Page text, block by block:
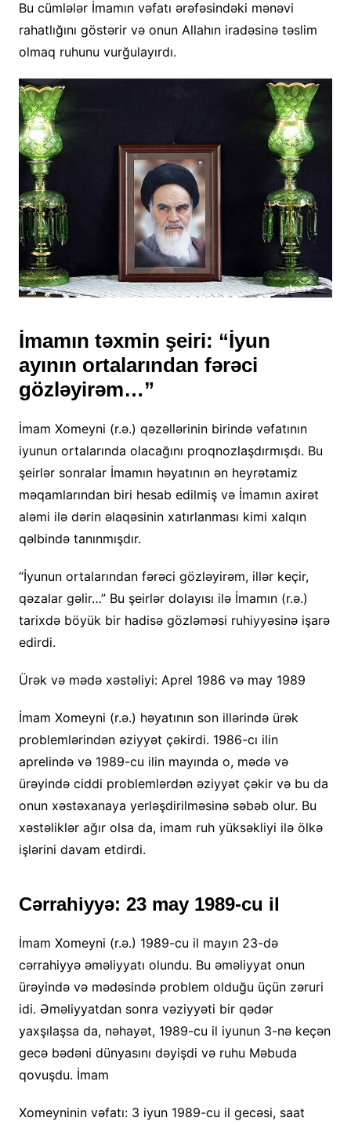
Bu cümlələr İmamın vəfatı ərəfəsindəki mənəvi
rahatlığını göstərir və onun Allahın iradəsinə təslim
olmaq ruhunu vurğulayırdı.
İmamın təxmin şeiri: “İyun
ayının ortalarından fərəci
gözləyirəm…”
İmam Xomeyni (r.ə.) qəzəllərinin birində vəfatının
iyunun ortalarında olacağını proqnozlaşdırmışdı. Bu
şeirlər sonralar İmamın həyatının ən heyrətamiz
məqamlarından biri hesab edilmiş və İmamın axirət
aləmi ilə dərin əlaqəsinin xatırlanması kimi xalqın
qəlbində tanınmışdır.
“İyunun ortalarından fərəci gözləyirəm, illər keçir,
qəzalar gəlir…” Bu şeirlər dolayısı ilə İmamın (r.ə.)
tarixdə böyük bir hadisə gözləməsi ruhiyyəsinə işarə
edirdi.
Ürək və mədə xəstəliyi: Aprel 1986 və may 1989
İmam Xomeyni (r.ə.) həyatının son illərində ürək
problemlərindən əziyyət çəkirdi. 1986-cı ilin
aprelində və 1989-cu ilin mayında o, mədə və
ürəyində ciddi problemlərdən əziyyət çəkir və bu da
onun xəstəxanaya yerləşdirilməsinə səbəb olur. Bu
xəstəliklər ağır olsa da, imam ruh yüksəkliyi ilə ölkə
işlərini davam etdirdi.
Cərrahiyyə: 23 may 1989-cu il
İmam Xomeyni (r.ə.) 1989-cu il mayın 23-də
cərrahiyyə əməliyyatı olundu. Bu əməliyyat onun
ürəyində və mədəsində problem olduğu üçün zəruri
idi. Əməliyyatdan sonra vəziyyəti bir qədər
yaxşılaşsa da, nəhayət, 1989-cu il iyunun 3-nə keçən
gecə bədəni dünyasını dəyişdi və ruhu Məbuda
qovuşdu. İmam
Xomeyninin vəfatı: 3 iyun 1989-cu il gecəsi, saat